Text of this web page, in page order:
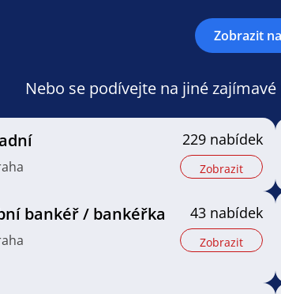
Zobrazit
Nebo se podívejte na jiné
229 nabídek
Zobrazit
bankéř / bankéřka 43 nabídek
Zobrazit